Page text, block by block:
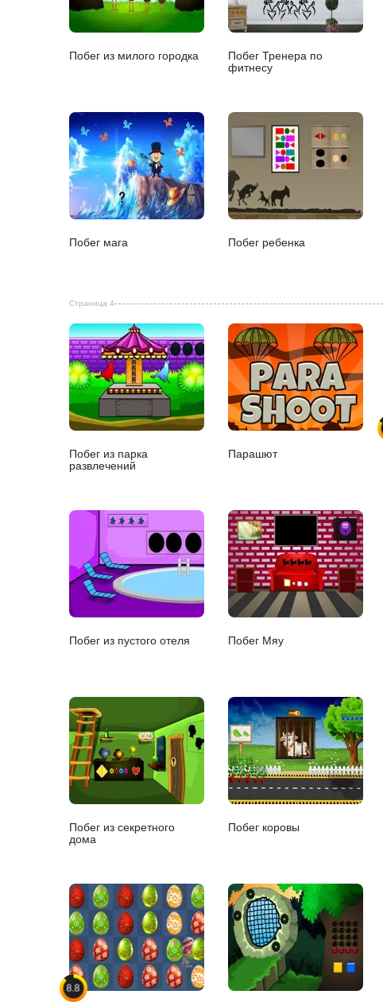
Побег из милого городка
Побег Тренера по
фитнесу
Побег мага Побег ребенка
Страница 4
Побег из парка
развлечений
Парашют
Побег из пустого отеля Побег Мяу
Побег из секретного
дома
Побег коровы
8.8